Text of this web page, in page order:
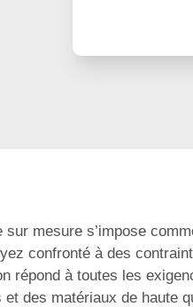
sur mesure s’impose
confronté à des
répond à toutes les
des matériaux de haute